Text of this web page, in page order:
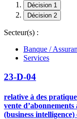
Décision 1
Décision 2
Secteur(s) :
Banque /
Services
23-D-04
relative à des
vente
(business